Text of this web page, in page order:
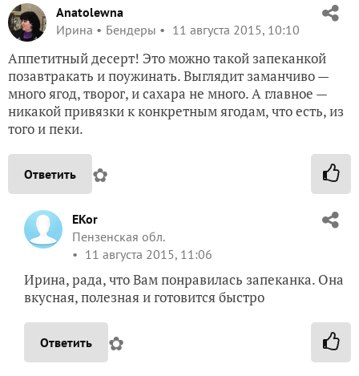
Anatolewna
Ирина
Бендеры 11 августа 2015, 10:10
Аппетитный десерт! Это можно такой запеканкой
позавтракать и поужинать. Выглядит заманчиво —
много ягод, творог, и сахара не много. А главное —
никакой привязки к конкретным ягодам, что есть, из
того и пеки.
Ответить ✿
EKor
Пензенская обл.
11 августа 2015, 11:06
Ирина, рада, что Вам понравилась запеканка. Она
вкусная, полезная и готовится быстро
Ответить ✿